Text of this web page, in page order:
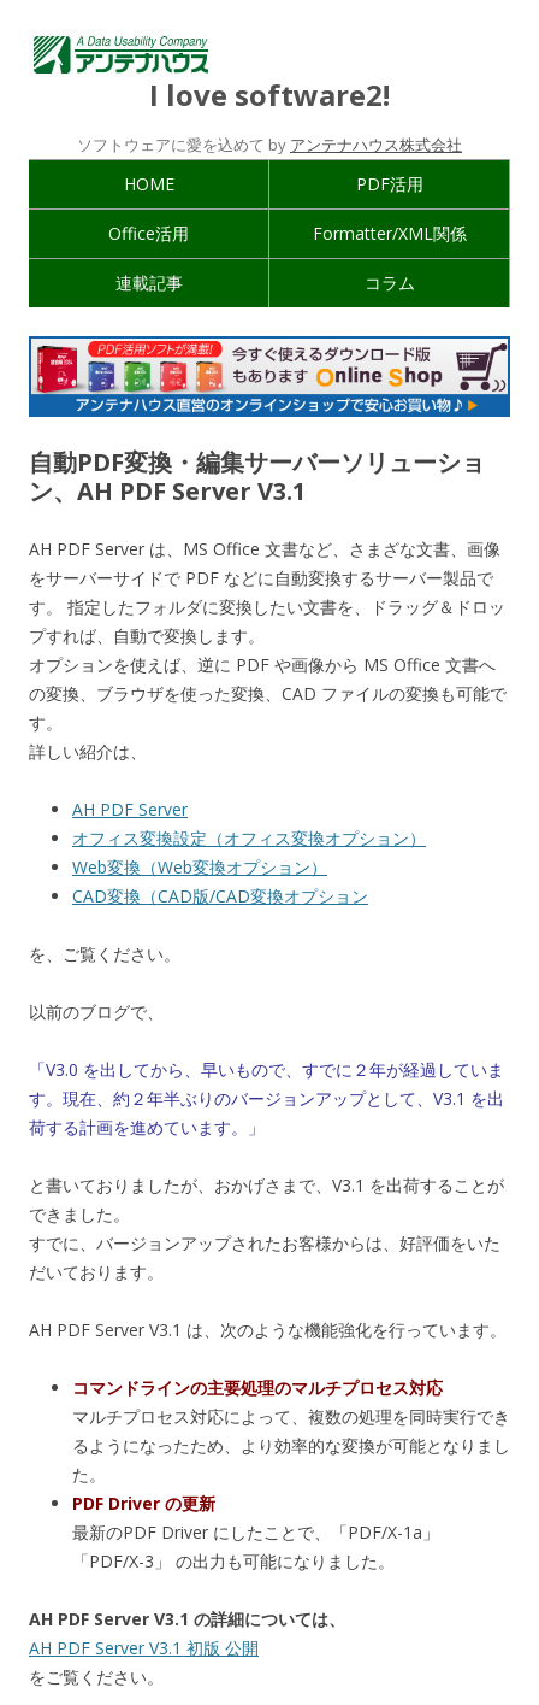
I love software2!
ソフトウェアに愛を込めて by アンテナハウス株式会社
HOME PDF活用
Office活用 Formatter/XML関係
連載記事 コラム
自動PDF変換・編集サーバーソリューショ
ン、AH PDF Server V3.1
AH PDF Server は、MS Office 文書など、さまざな文書、画像
をサーバーサイドで PDF などに自動変換するサーバー製品で
す。 指定したフォルダに変換したい文書を、ドラッグ＆ドロッ
プすれば、自動で変換します。
オプションを使えば、逆に PDF や画像から MS Office 文書へ
の変換、ブラウザを使った変換、CAD ファイルの変換も可能で
す。
詳しい紹介は、
AH PDF Server
オフィス変換設定（オフィス変換オプション）
Web変換（Web変換オプション）
CAD変換（CAD版/CAD変換オプション
を、ご覧ください。
以前のブログで、
「V3.0 を出してから、早いもので、すでに２年が経過していま
す。現在、約２年半ぶりのバージョンアップとして、V3.1 を出
荷する計画を進めています。」
と書いておりましたが、おかげさまで、V3.1 を出荷することが
できました。
すでに、バージョンアップされたお客様からは、好評価をいた
だいております。
AH PDF Server V3.1 は、次のような機能強化を行っています。
コマンドラインの主要処理のマルチプロセス対応
マルチプロセス対応によって、複数の処理を同時実行でき
るようになったため、より効率的な変換が可能となりまし
た。
PDF Driver の更新
最新のPDF Driver にしたことで、「PDF/X-1a」
「PDF/X-3」 の出力も可能になりました。
AH PDF Server V3.1 の詳細については、
AH PDF Server V3.1 初版 公開
をご覧ください。